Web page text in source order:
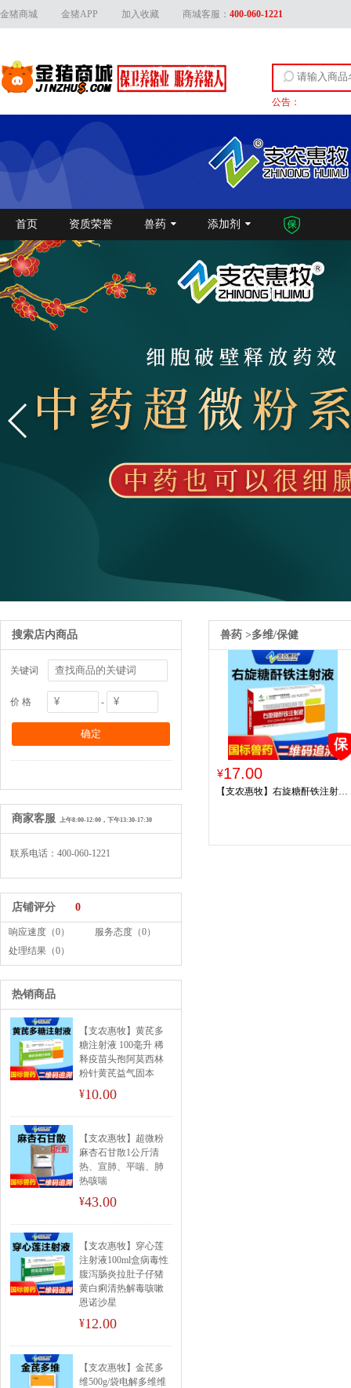
金猪商城 金猪APP 加入收藏 商城客服： 400-060-1221
公告：
首页 资质荣誉 兽药 添加剂
搜索店内商品
关键词
价 格 -
商家客服 上午8:00-12:00，下午13:30-17:30
联系电话：400-060-1221
店铺评分 0
响应速度（0）
服务态度（0）
处理结果（0）
热销商品
【支农惠牧】黄芪多
糖注射液 100毫升 稀
释疫苗头孢阿莫西林
粉针黄芪益气固本
¥10.00
【支农惠牧】超微粉
麻杏石甘散1公斤清
热、宣肺、平喘、肺
热咳喘
¥43.00
【支农惠牧】穿心莲
注射液100ml盒病毒性
腹泻肠炎拉肚子仔猪
黄白痢清热解毒咳嗽
恩诺沙星
¥12.00
【支农惠牧】金芪多
维500g/袋电解多维维
兽药 >多维/保健
¥17.00
【支农惠牧】右旋糖酐铁注射液